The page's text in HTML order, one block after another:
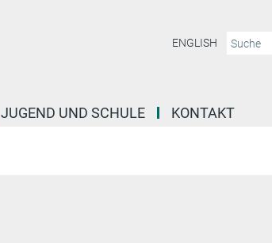
ENGLISH
JUGEND UND SCHULE KONTAKT